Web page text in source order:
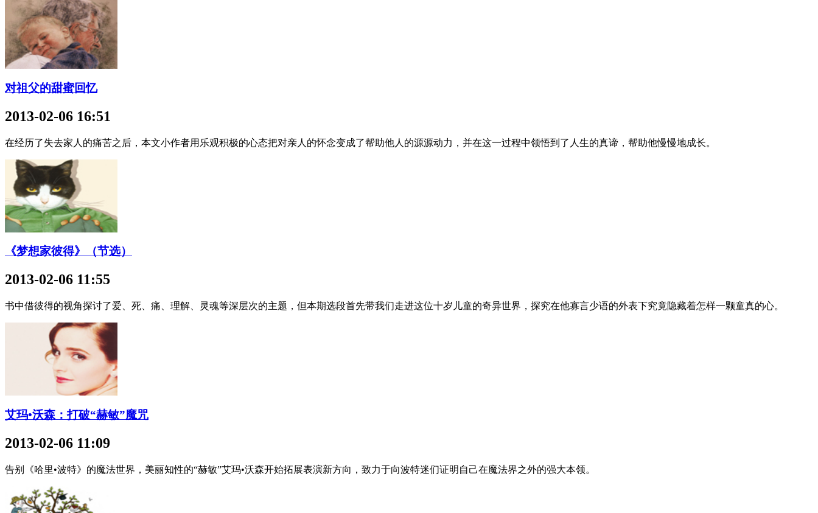
对祖父的甜蜜回忆
2013-02-06 16:51
在经历了失去家人的痛苦之后，本文小作者用乐观积极的心态把对亲人的怀念变成了帮助他人的源源动力，并在这一过程中领悟到了人生的真谛，帮助他慢慢地成长。
《梦想家彼得》（节选）
2013-02-06 11:55
书中借彼得的视角探讨了爱、死、痛、理解、灵魂等深层次的主题，但本期选段首先带我们走进这位十岁儿童的奇异世界，探究在他寡言少语的外表下究竟隐藏着怎样一颗童真的心。
艾玛•沃森：打破“赫敏”魔咒
2013-02-06 11:09
告别《哈里•波特》的魔法世界，美丽知性的“赫敏”艾玛•沃森开始拓展表演新方向，致力于向波特迷们证明自己在魔法界之外的强大本领。